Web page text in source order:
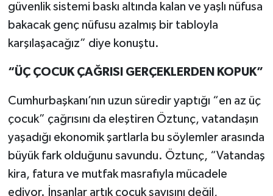
güvenlik sistemi baskı altında kalan ve yaşlı nüfusa
bakacak genç nüfusu azalmış bir tabloyla
karşılaşacağız” diye konuştu.
“ÜÇ ÇOCUK ÇAĞRISI GERÇEKLERDEN KOPUK”
Cumhurbaşkanı’nın uzun süredir yaptığı “en az üç
çocuk” çağrısını da eleştiren Öztunç, vatandaşın
yaşadığı ekonomik şartlarla bu söylemler arasında
büyük fark olduğunu savundu. Öztunç, “Vatandaş
kira, fatura ve mutfak masrafıyla mücadele
ediyor. İnsanlar artık çocuk sayısını değil,